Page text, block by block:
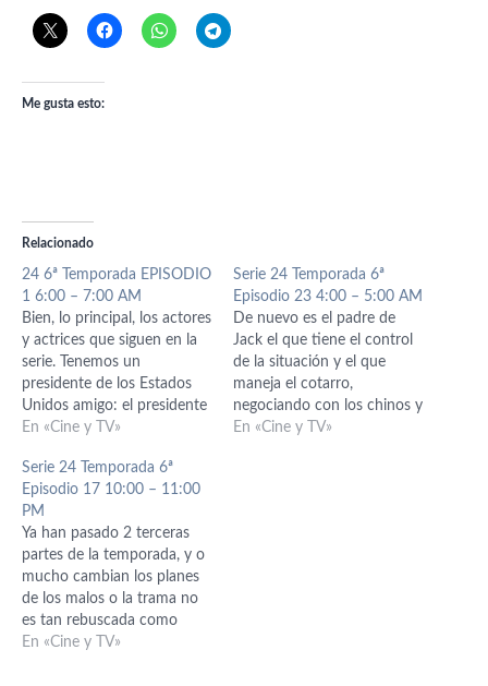
Me gusta esto:
Relacionado
24 6ª Temporada EPISODIO
1 6:00 – 7:00 AM
Bien, lo principal, los actores
y actrices que siguen en la
serie. Tenemos un
presidente de los Estados
Unidos amigo: el presidente
Palmer, pero no se piensen
vicepresidente/presidente
David Palmer que ha vuelto
de ultratumba, no, es su
hermano, Wayne Palmer,
que tiene carisma suficiente
para…
En «Cine y TV»
Serie 24 Temporada 6ª
Episodio 23 4:00 – 5:00 AM
De nuevo es el padre de
Jack el que tiene el control
de la situación y el que
maneja el cotarro,
negociando con los chinos y
también con los americanos
En «Cine y TV»
Serie 24 Temporada 6ª
Episodio 17 10:00 – 11:00
PM
Ya han pasado 2 terceras
partes de la temporada, y o
mucho cambian los planes
de los malos o la trama no
es tan rebuscada como
otros años, que se pasaban.
En «Cine y TV»